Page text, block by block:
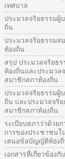
เทศบาล
ประมวลจริยธรรมผู้
ถิ่น
ประมวลจริยธรรมส
ท้องถิ่น
สรุป ประมวลจริยธร
ท้องถิ่นและประมวล
สมาชิกสภาท้องถิ่น
ประมวลจริยธรรมผู้
ถิ่น และประมวลจริย
สมาชิกสภาท้องถิ่น
ระเบียบสภาว่าด้วยก
การของประชาชนใ
เสนอข้อบัญญัติท้อง
เอกสารที่เกี่ยวข้องกั